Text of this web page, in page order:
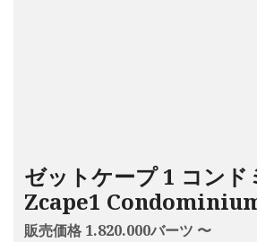
ゼットケープ 1 コンド
Zcape1
販売価格 1.820.000バーツ 〜